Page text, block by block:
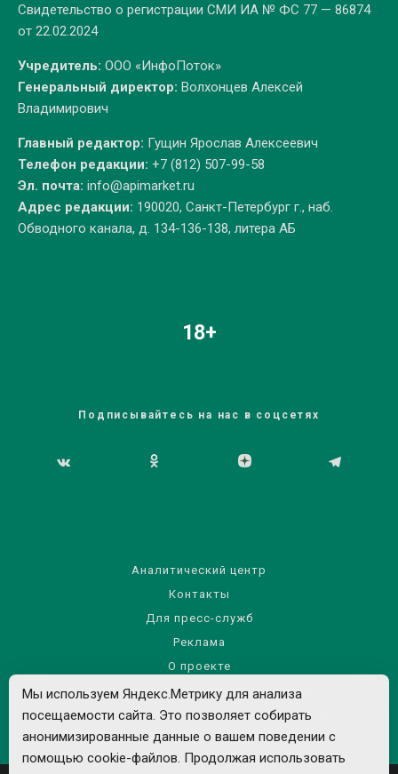
Свидетельство о регистрации СМИ ИА № ФС 77 — 86874
от 22.02.2024
Учредитель: ООО «ИнфоПоток»
Генеральный директор: Волхонцев Алексей
Владимирович
Главный редактор: Гущин Ярослав Алексеевич
Телефон редакции: +7 (812) 507-99-58
Эл. почта: info@apimarket.ru
Адрес редакции: 190020, Санкт-Петербург г., наб.
Обводного канала, д. 134-136-138, литера АБ
18+
Подписывайтесь на нас в соцсетях
Аналитический центр
Контакты
Для пресс-служб
Реклама
О проекте
Правила использования материалов сайта
Политика обработки персональных данных
Мы используем Яндекс.Метрику для анализа
посещаемости сайта. Это позволяет собирать
анонимизированные данные о вашем поведении с
помощью cookie-файлов. Продолжая использовать